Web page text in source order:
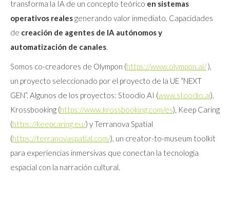
transforma la IA de un concepto teórico en sistemas
operativos realesgenerando valor inmediato. Capacidades
de creación de agentes de IA autónomos y
automatización de canales.
Somos co-creadores de Olympon (https://www.olympon.ai/),
un proyecto seleccionado por el proyecto de la UE “NEXT
GEN”. Algunos de los proyectos: Stoodio AI (www.stoodio.ai),
Krossbooking (https://www.krossbooking.com/es), Keep Caring
(https://keepcaring.eu/) y Terranova Spatial
(https://terranovaspatial.com/), un creator-to-museum toolkit
para experiencias inmersivas que conectan la tecnología
espacial con la narración cultural.